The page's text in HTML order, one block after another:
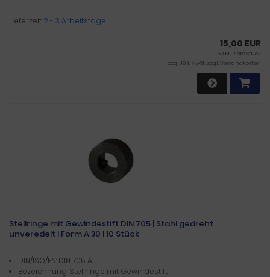
Lieferzeit:2 - 3 Arbeitstage
15,00 EUR
1,50 EUR pro Stück
zzgl. 19 % MwSt. zzgl.Versandkosten
Stellringe mit Gewindestift DIN 705 | Stahl gedreht
unveredelt | Form A 30 | 10 Stück
DIN/ISO/EN: DIN 705 A
Bezeichnung: Stellringe mit Gewindestift